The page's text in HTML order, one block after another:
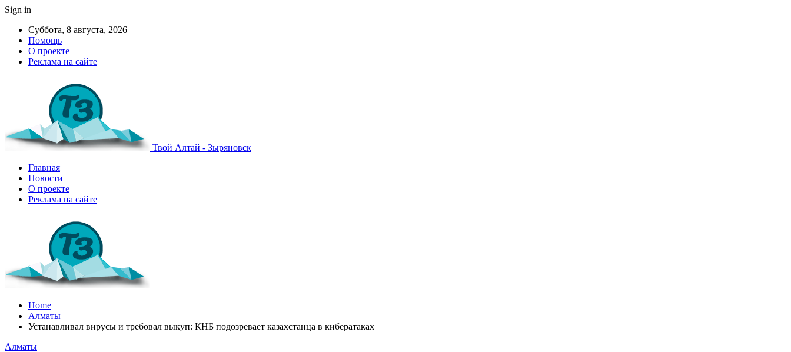
Sign in
Суббота, 8 августа, 2026
Помощь
О проекте
Реклама на сайте
Твой Алтай - Зыряновск
Главная
Новости
О проекте
Реклама на сайте
Home
Алматы
Устанавливал вирусы и требовал выкуп: КНБ подозревает казахстанца в кибератаках
Алматы